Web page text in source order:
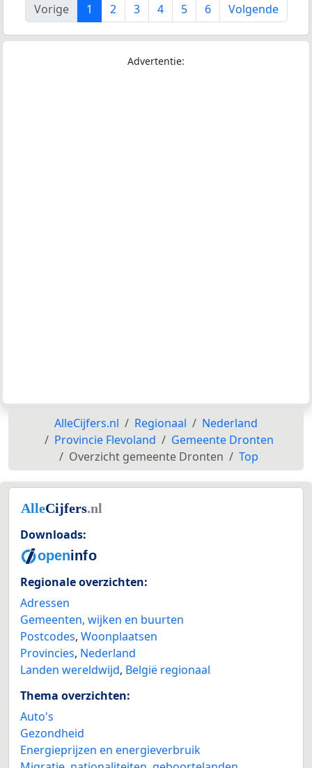
Vorige
1 2 3 4 5 6 Volgende
Advertentie:
AlleCijfers.nl Regionaal
Nederland
Provincie Flevoland
Gemeente Dronten
Overzicht gemeente Dronten
Top
Downloads:
Regionale overzichten:
Adressen
Gemeenten, wijken en buurten
Postcodes, Woonplaatsen
Provincies, Nederland
Landen wereldwijd, België regionaal
Thema overzichten:
Auto's
Gezondheid
Energieprijzen en energieverbruik